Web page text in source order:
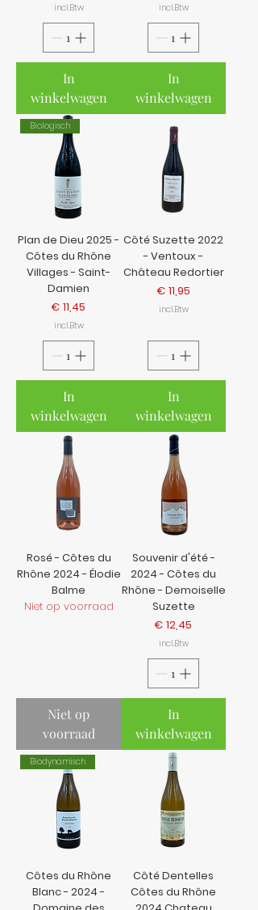
incl.Btw
In
winkelwagen
incl.Btw
In
winkelwagen
Biologisch
Plan de Dieu 2025 -
Côtes du Rhône
Villages - Saint-
Damien
Prijs
€ 11,45
incl.Btw
In
winkelwagen
Côté Suzette 2022
- Ventoux -
Château Redortier
Prijs
€ 11,95
incl.Btw
In
winkelwagen
Rosé - Côtes du
Rhône 2024 - Élodie
Balme
Niet op voorraad
Niet op
voorraad
Souvenir d'été -
2024 - Côtes du
Rhône - Demoiselle
Suzette
Prijs
€ 12,45
incl.Btw
In
winkelwagen
Biodynamisch
Côtes du Rhône
Blanc - 2024 -
Côté Dentelles
Côtes du Rhône